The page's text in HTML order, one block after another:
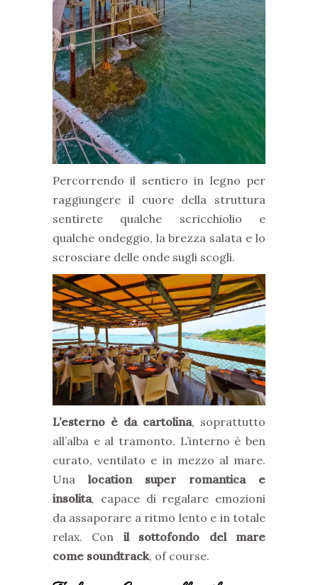
Percorrendo il sentiero in legno per
raggiungere il cuore della struttura
sentirete qualche scricchiolio e
qualche ondeggio, la brezza salata e lo
scrosciare delle onde sugli scogli.
L’esterno è da cartolina, soprattutto
all’alba e al tramonto. L’interno è ben
curato, ventilato e in mezzo al mare.
Una location super romantica e
insolita, capace di regalare emozioni
da assaporare a ritmo lento e in totale
relax. Con il sottofondo del mare
come soundtrack, of course.